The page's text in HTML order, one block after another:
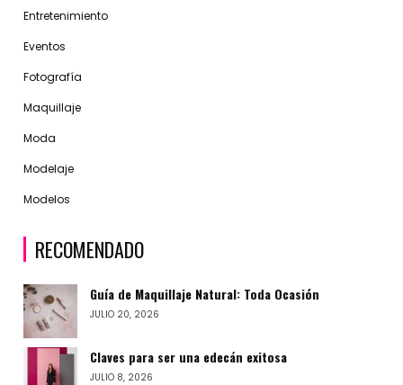
Entretenimiento
Eventos
Fotografía
Maquillaje
Moda
Modelaje
Modelos
RECOMENDADO
Guía de Maquillaje Natural: Toda Ocasión
JULIO 20, 2026
Claves para ser una edecán exitosa
JULIO 8, 2026